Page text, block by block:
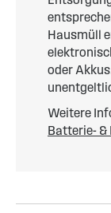
Hausmüll
oder
Weitere
Batterie-